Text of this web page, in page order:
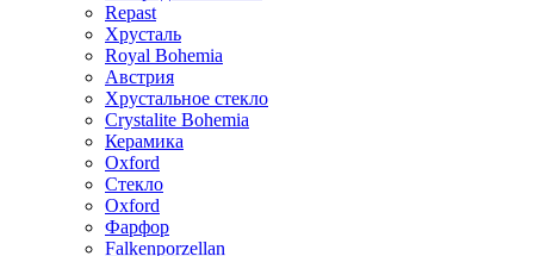
Repast
Хрусталь
Royal Bohemia
Австрия
Хрустальное стекло
Crystalite Bohemia
Керамика
Oxford
Стекло
Oxford
Фарфор
Falkenporzellan